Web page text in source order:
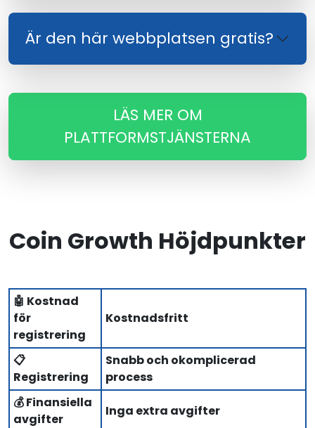
Är den här webbplatsen gratis?
LÄS MER OM
PLATTFORMSTJÄNSTERNA
Coin Growth Höjdpunkter
🤖 Kostnad
för
registrering
Kostnadsfritt
📋
Registrering
Snabb och okomplicerad
process
💰 Finansiella
avgifter
Inga extra avgifter